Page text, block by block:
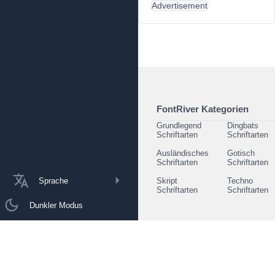
Sprache
Dunkler Modus
Advertisement
FontRiver Kategorien
Grundlegend
Schriftarten
Dingbats
Schriftarten
Ausländisches
Schriftarten
Gotisch
Schriftarten
Skript
Schriftarten
Techno
Schriftarten